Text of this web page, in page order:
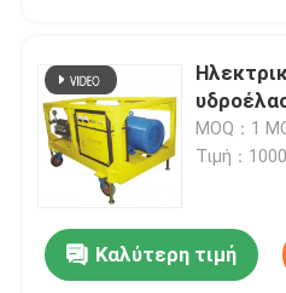
MOQ：1
Τιμή：
Καλύτερη τιμή